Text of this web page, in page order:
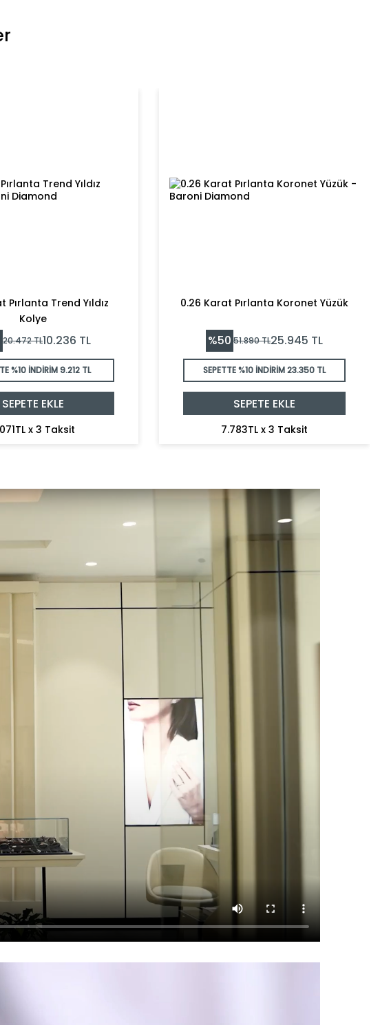
Pırlanta Trend Yıldız
Kolye
20.472TL10.236 TL
%10 İNDİRİM9.212 TL
SEPETE EKLE
x 3 Taksit
0.26 Karat Pırlanta Koronet Yüzük
%50 51.890TL25.945 TL
SEPETTE %10 İNDİRİM23.350 TL
SEPETE EKLE
7.783TL x 3 Taksit